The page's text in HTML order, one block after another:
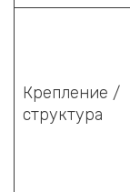
Крепление /
структура